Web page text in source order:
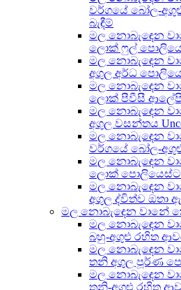
වර්ගයේ බෝල-
බැඳීම්
මල නොබැඳෙන
ලොක් ෆුල්
මල නොබැඳෙන
අගුල අර්ධ
මල නොබැඳෙන
ලොක් පීවීසී
මල නොබැඳෙන
අගුල වසන්තය
මල නොබැඳෙන
වර්ගයේ බෝල-
මල නොබැඳෙන
ලොක්
මල නොබැඳෙන
අගුල ද්විත්ව ඔතා
මල නොබැඳෙන වානේ
මල නොබැඳෙන
බහු-අගුළු රහිත
මල නොබැඳෙන
තනි අගුල පූර්ණ
මල නොබැඳෙන
තනි-අගුළු රහිත